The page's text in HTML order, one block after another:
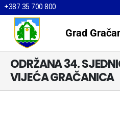
+387 35 700 800
Grad
ODRŽANA 34.
VIJEĆA GRAČANICA